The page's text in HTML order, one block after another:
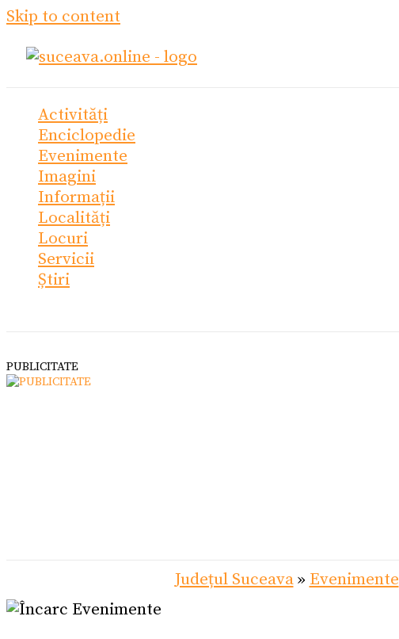
Skip to content
Activități
Enciclopedie
Evenimente
Imagini
Informații
Localități
Locuri
Servicii
Știri
PUBLICITATE
Județul Suceava» Evenimente